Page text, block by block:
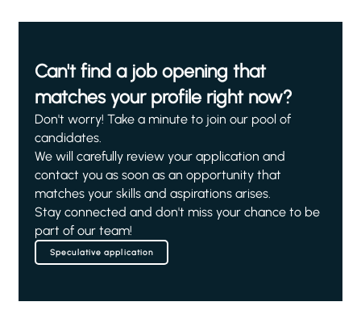
Can't find a job opening that
matches your profile right now?
Don't worry! Take a minute to join our pool of
candidates.
We will carefully review your application and
contact you as soon as an opportunity that
matches your skills and aspirations arises.
Stay connected and don't miss your chance to be
part of our team!
Speculative application